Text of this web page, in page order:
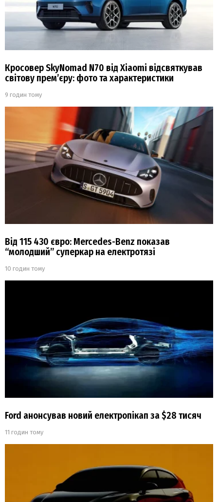
Кросовер SkyNomad N70 від Xiaomi відсвяткував
світову прем’єру: фото та характеристики
9 годин тому
Від 115 430 євро: Mercedes-Benz показав
“молодший” суперкар на електротязі
10 годин тому
Ford анонсував новий електропікап за $28 тисяч
11 годин тому